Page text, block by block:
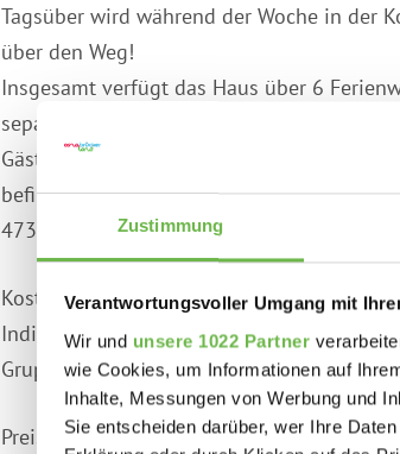
Zustimmung
Verantwortungsvoller Umgang mit
Wir und unsere 1022 Partner
wie Cookies, um Informationen auf
Inhalte, Messungen von Werbung und
Sie entscheiden darüber, wer Ihre
Tagsüber wird während der Woche in der
über den Weg!
Insgesamt verfügt das Haus über 6
separate Waschküche mit
Gästen zur Verfügung. Bettwäsche und
befinden sich direkt im Ortskern, der etwa
473 in der Woche alle 20 Minuten
Kostümwerkstatt Stefanie Ludwig:
Individuelle Anfertigung von
Gruppenbesichtigungen auf Anfrage
Preise: